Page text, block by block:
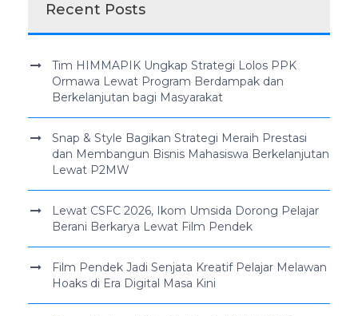
Recent Posts
Tim HIMMAPIK Ungkap Strategi Lolos PPK
Ormawa Lewat Program Berdampak dan
Berkelanjutan bagi Masyarakat
Snap & Style Bagikan Strategi Meraih Prestasi
dan Membangun Bisnis Mahasiswa Berkelanjutan
Lewat P2MW
Lewat CSFC 2026, Ikom Umsida Dorong Pelajar
Berani Berkarya Lewat Film Pendek
Film Pendek Jadi Senjata Kreatif Pelajar Melawan
Hoaks di Era Digital Masa Kini